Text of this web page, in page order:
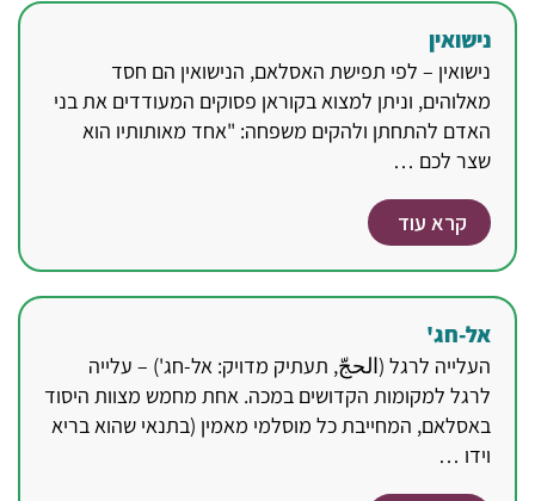
נישואין
נישואין – לפי תפישת האסלאם, הנישואין הם חסד
מאלוהים, וניתן למצוא בקוראן פסוקים המעודדים את בני
האדם להתחתן ולהקים משפחה: "אחד מאותותיו הוא
שצר לכם …
קרא עוד
אל-חג'
העלייה לרגל (الحجّ, תעתיק מדויק: אל-חג') – עלייה
לרגל למקומות הקדושים במכה. אחת מחמש מצוות היסוד
באסלאם, המחייבת כל מוסלמי מאמין (בתנאי שהוא בריא
וידו …